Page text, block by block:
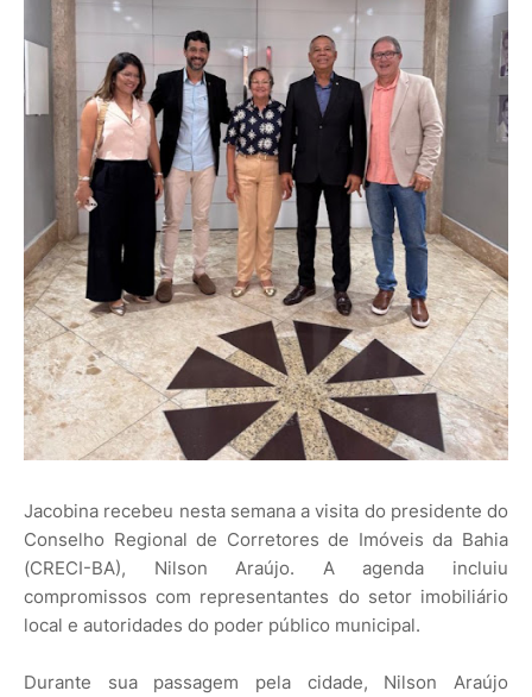
Jacobina recebeu nesta semana a visita do presidente do
Conselho Regional de Corretores de Imóveis da Bahia
(CRECI-BA), Nilson Araújo. A agenda incluiu
compromissos com representantes do setor imobiliário
local e autoridades do poder público municipal.
Durante sua passagem pela cidade, Nilson Araújo